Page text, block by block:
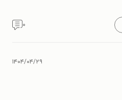
۰
۱۴۰۴/۰۴/۲۹